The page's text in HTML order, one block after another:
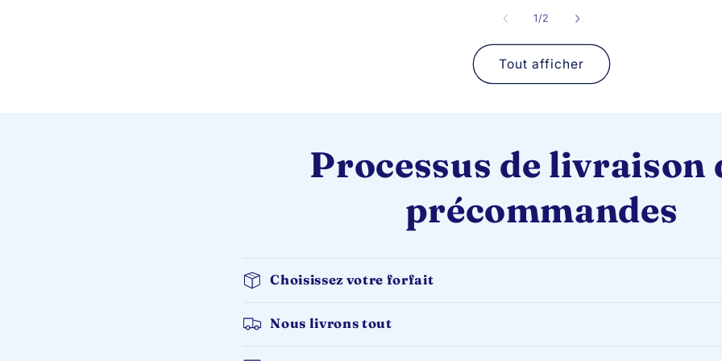
1 /de
2
Tout afficher
Processus de livraison
précommandes
Choisissez votre forfait
Nous livrons tout